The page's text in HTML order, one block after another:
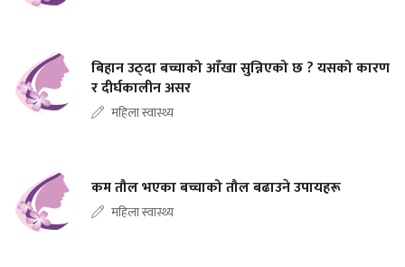
बिहान उठ्दा बच्चाको आँखा सुन्निएको छ ? यसको कारण
र दीर्घकालीन असर
महिला स्वास्थ्य
कम तौल भएका बच्चाको तौल बढाउने उपायहरू
महिला स्वास्थ्य